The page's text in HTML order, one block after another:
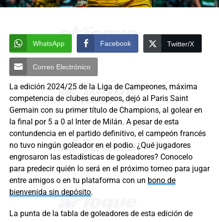
WhatsApp Facebook Twitter/X
Correo Electrónico
La edición 2024/25 de la Liga de Campeones, máxima
competencia de clubes europeos, dejó al Paris Saint
Germain con su primer título de Champions, al golear en
la final por 5 a 0 al Inter de Milán. A pesar de esta
contundencia en el partido definitivo, el campeón francés
no tuvo ningún goleador en el podio. ¿Qué jugadores
engrosaron las estadísticas de goleadores? Conocelo
para predecir quién lo será en el próximo torneo para jugar
entre amigos o en tu plataforma con un bono de
bienvenida sin depósito.
La punta de la tabla de goleadores de esta edición de